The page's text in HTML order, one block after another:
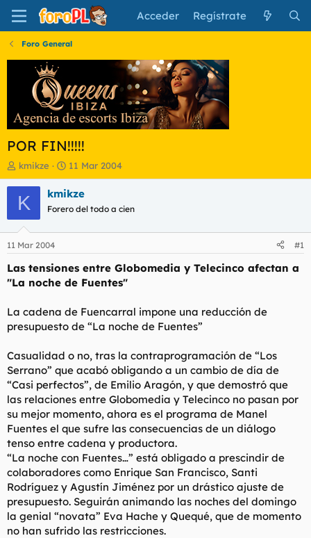
Acceder Regístrate
Foro General
POR FIN!!!!!
I
n
i
c
a
d
o
r
e
t
e
a
kmikze
F
e
c
a
i
n
i
c
o
11 Mar 2004
K kmikze
Forero del todo a cien
11 Mar 2004 #1
Las tensiones entre Globomedia y Telecinco afectan a
"La noche de Fuentes"
La cadena de Fuencarral impone una reducción de
presupuesto de “La noche de Fuentes”
Casualidad o no, tras la contraprogramación de “Los
Serrano” que acabó obligando a un cambio de día de
“Casi perfectos”, de Emilio Aragón, y que demostró que
las relaciones entre Globomedia y Telecinco no pasan por
su mejor momento, ahora es el programa de Manel
Fuentes el que sufre las consecuencias de un diálogo
tenso entre cadena y productora.
“La noche con Fuentes…” está obligado a prescindir de
colaboradores como Enrique San Francisco, Santi
Rodríguez y Agustín Jiménez por un drástico ajuste de
presupuesto. Seguirán animando las noches del domingo
la genial “novata” Eva Hache y Quequé, que de momento
no han sufrido las restricciones.